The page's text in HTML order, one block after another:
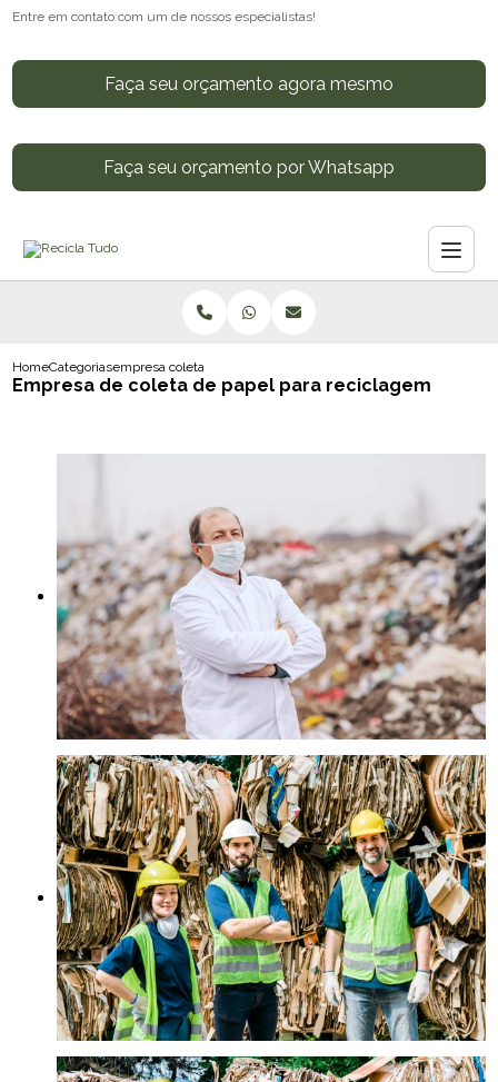
Entre em contato com um de nossos especialistas!
Faça seu orçamento agora mesmo
Faça seu orçamento por Whatsapp
HomeCategoriasempresa coleta papel reciclagem
Empresa de coleta de papel para reciclagem